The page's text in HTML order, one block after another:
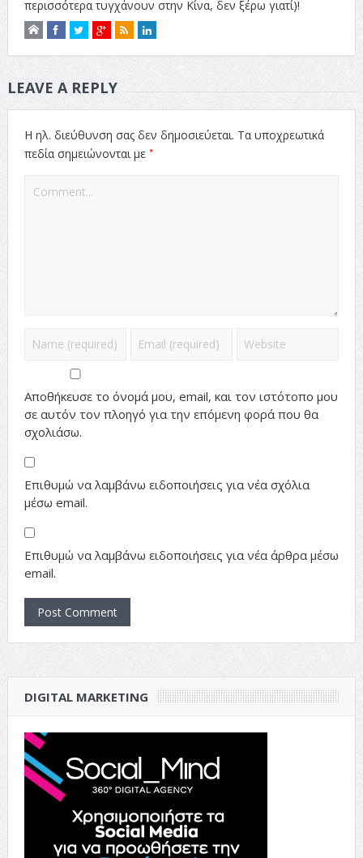
περισσότερα τυγχάνουν στην Κίνα, δεν ξέρω γιατί)!
LEAVE A REPLY
Η ηλ. διεύθυνση σας δεν δημοσιεύεται. Τα υποχρεωτικά
πεδία σημειώνονται με *
Αποθήκευσε το όνομά μου, email, και τον ιστότοπο μου
σε αυτόν τον πλοηγό για την επόμενη φορά που θα
σχολιάσω.
Επιθυμώ να λαμβάνω ειδοποιήσεις για νέα σχόλια
μέσω email.
Επιθυμώ να λαμβάνω ειδοποιήσεις για νέα άρθρα μέσω
email.
DIGITAL MARKETING